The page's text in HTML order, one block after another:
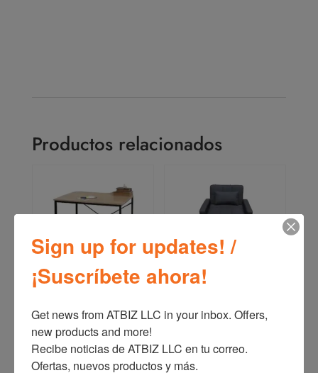
Productos relacionados
Computadora para el
Hogar
Plegable 3 en 1
Sign up for updates! /
¡Suscríbete ahora!
Get news from ATBIZ LLC in your inbox. Offers,
new products and more!
Recibe noticias de ATBIZ LLC en tu correo.
Ofertas, nuevos productos y más.